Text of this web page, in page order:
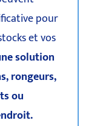
pour
et vos
solution
rongeurs,
ou